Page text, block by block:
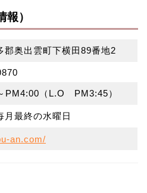
）
郡奥出雲町下横田89番地2
PM4:00（L.O PM3:45）
月最終の水曜日
an.com/